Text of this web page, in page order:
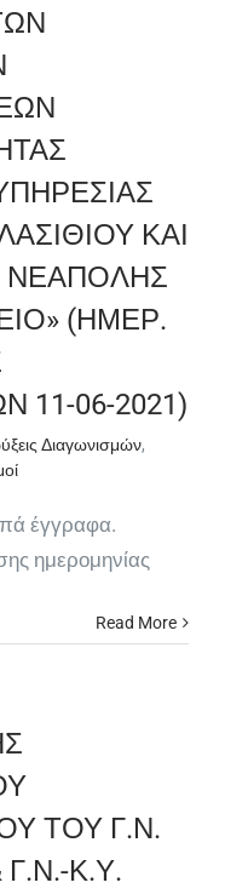
ΚΑΙ
ΝΕΑΠΟΛΗΣ
(ΗΜΕΡ.
11-06-2021)
Διαγωνισμών,
έγγραφα.
ημερομηνίας
Read More
ΤΟΥ Γ.Ν.
Γ.Ν.-Κ.Υ.